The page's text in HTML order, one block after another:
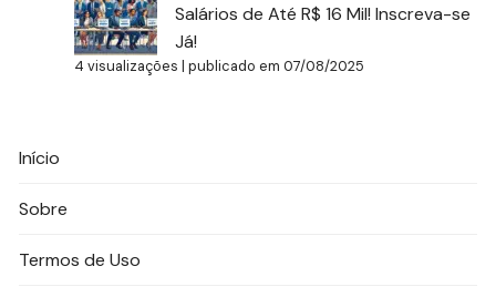
Salários de Até R$ 16 Mil! Inscreva-se
Já!
4 visualizações |publicado em 07/08/2025
Início
Sobre
Termos de Uso